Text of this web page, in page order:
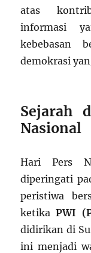
atas
informasi
kebebasan
demokrasi
Sejarah
Nasional
Hari Pers
diperingati
peristiwa
ketikaPWI
didirikan di
ini menjadi